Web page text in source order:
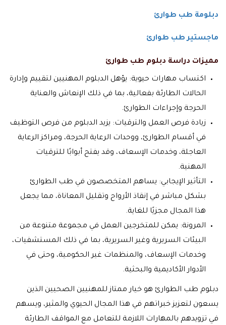
دبلومة طب طوارئ
ماجستير طب طوارئ
مميزات دراسة دبلوم طب طوارئ
اكتساب مهارات حيوية: يؤهل الدبلوم المهنيين لتقييم وإدارة
الحالات الطارئة بفعالية، بما في ذلك الإنعاش والعناية
الحرجة وإجراءات الطوارئ.
زيادة فرص العمل والترقيات: يزيد الدبلوم من فرص التوظيف
في أقسام الطوارئ، ووحدات الرعاية الحرجة، ومراكز الرعاية
العاجلة، وخدمات الإسعاف، وقد يفتح أبوابًا للترقيات
المهنية.
التأثير الإيجابي: يساهم المتخصصون في طب الطوارئ
بشكل مباشر في إنقاذ الأرواح وتقليل المعاناة، مما يجعل
هذا المجال مجزيًا للغاية.
المرونة: يمكن للمتخرجين العمل في مجموعة متنوعة من
البيئات السريرية وغير السريرية، بما في ذلك المستشفيات،
وخدمات الإسعاف، والمنظمات غير الحكومية، وحتى في
الأدوار الأكاديمية والبحثية.
دبلوم طب الطوارئ هو خيار ممتاز للمهنيين الصحيين الذين
يسعون لتعزيز خبراتهم في هذا المجال الحيوي والمثير، ويسهم
في تزويدهم بالمهارات اللازمة للتعامل مع المواقف الطارئة